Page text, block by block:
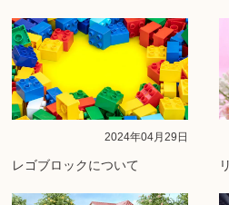
2024年04月29日
レゴブロックについて